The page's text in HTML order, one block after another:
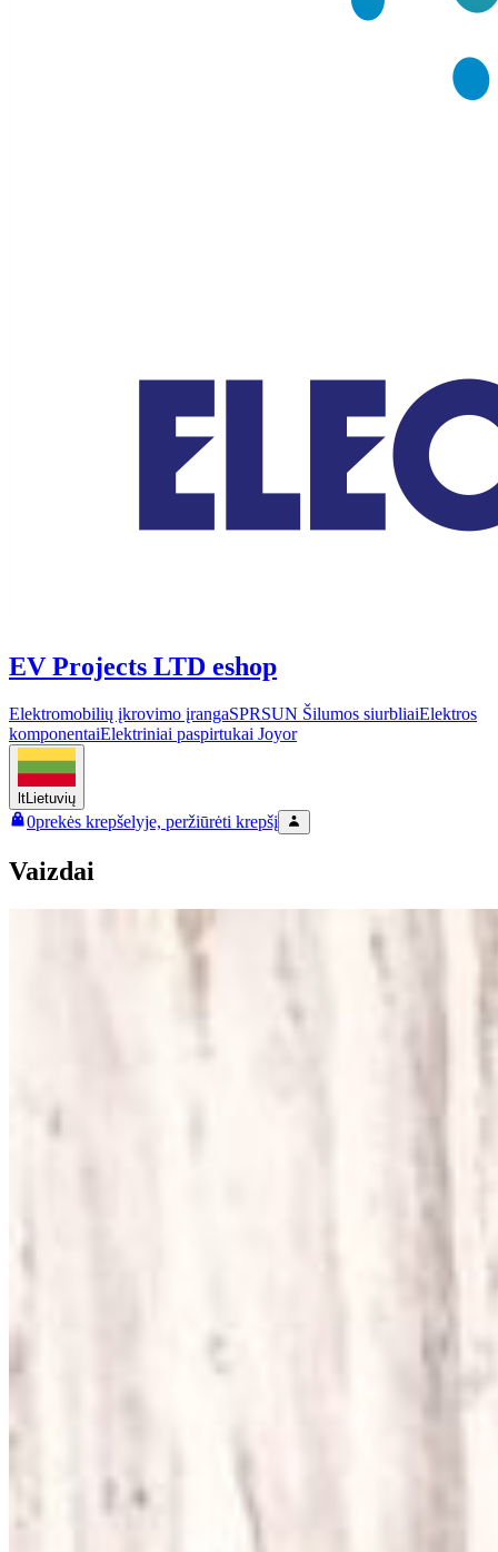
EV Projects LTD eshop
Elektromobilių įkrovimo įrangaSPRSUN Šilumos siurbliaiElektros
komponentaiElektriniai paspirtukai Joyor
lt Lietuvių
0prekės krepšelyje, peržiūrėti krepšį
Vaizdai